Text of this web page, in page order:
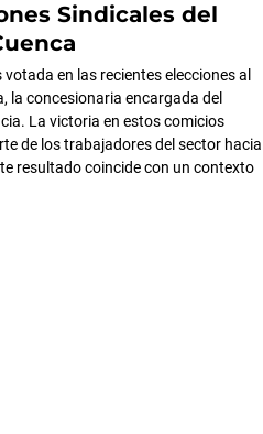
Sindicales del
en las recientes elecciones al
la concesionaria encargada del
La victoria en estos comicios
de los trabajadores del sector hacia
resultado coincide con un contexto